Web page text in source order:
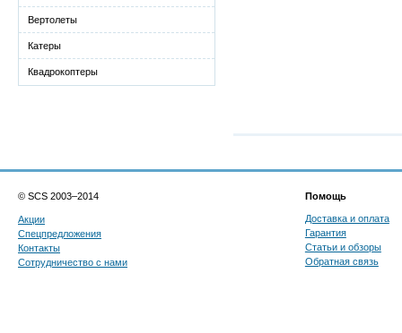
Вертолеты
Катеры
Квадрокоптеры
© SCS 2003–2014
Акции
Спецпредложения
Контакты
Сотрудничество с нами
Помощь
Доставка и оплата
Гарантия
Статьи и обзоры
Обратная связь